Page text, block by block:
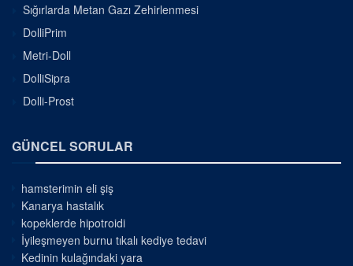
Sığırlarda Metan Gazı Zehirlenmesi
DolliPrim
Metri-Doll
DolliSipra
Dolli-Prost
GÜNCEL SORULAR
hamsterimin eli şiş
Kanarya hastalık
kopeklerde hipotroidi
İyileşmeyen burnu tıkalı kediye tedavi
Kedinin kulağındaki yara